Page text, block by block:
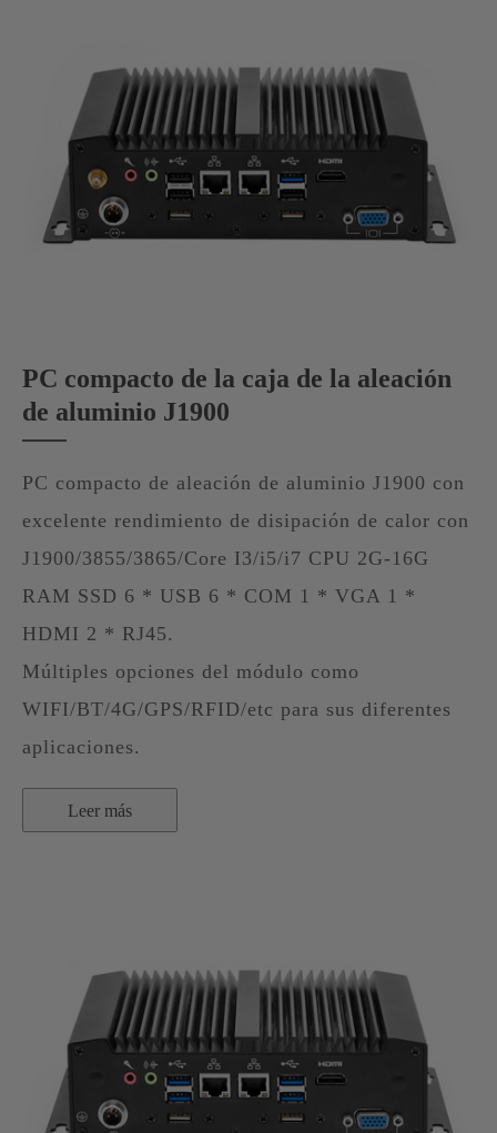
PC compacto de la caja de la aleación
de aluminio J1900
PC compacto de aleación de aluminio J1900 con
excelente rendimiento de disipación de calor con
J1900/3855/3865/Core I3/i5/i7 CPU 2G-16G
RAM SSD 6 * USB 6 * COM 1 * VGA 1 *
HDMI 2 * RJ45.
Múltiples opciones del módulo como
WIFI/BT/4G/GPS/RFID/etc para sus diferentes
aplicaciones.
Leer más